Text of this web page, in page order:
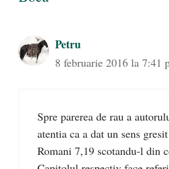
Petru
8 februarie 2016 la 7:41
Spre parerea de rau a
atentia ca a dat un sens
Romani 7,19 scotandu-l din